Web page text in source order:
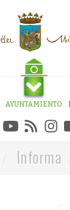
AYUNTAMIENTO
Informa